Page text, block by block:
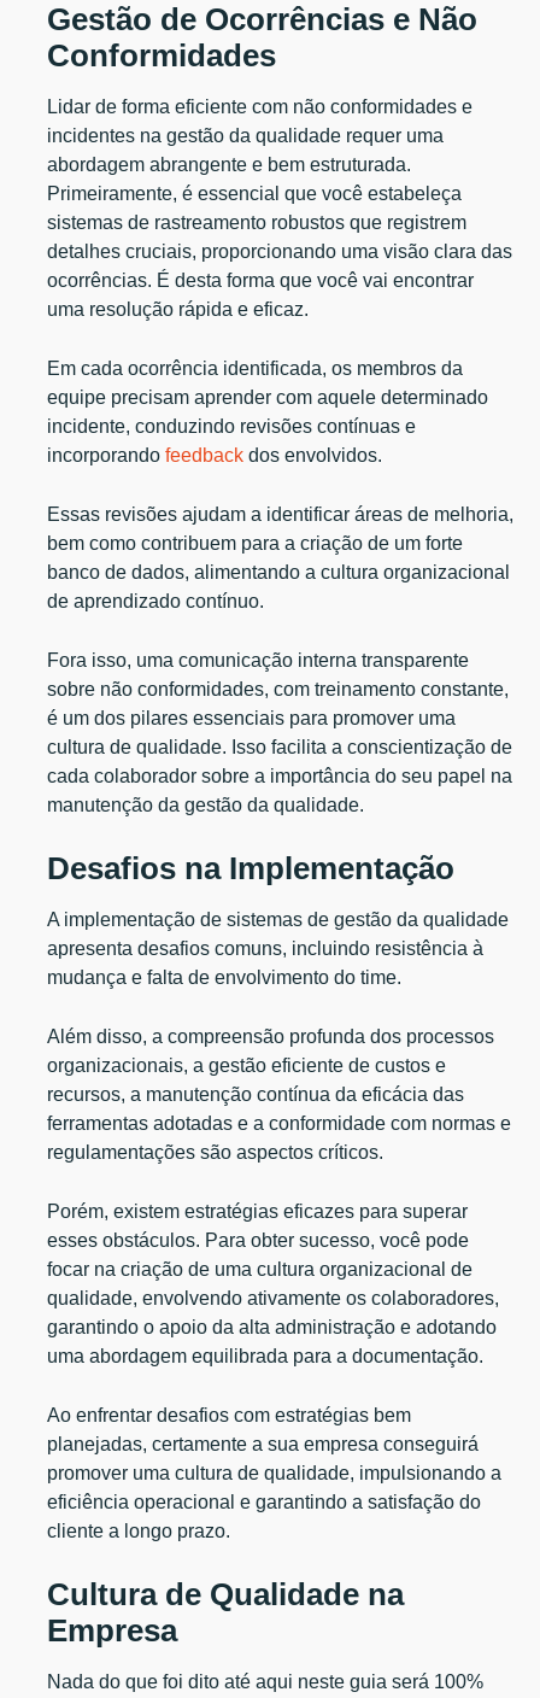
Gestão de Ocorrências e Não
Conformidades
Lidar de forma eficiente com não conformidades e
incidentes na gestão da qualidade requer uma
abordagem abrangente e bem estruturada.
Primeiramente, é essencial que você estabeleça
sistemas de rastreamento robustos que registrem
detalhes cruciais, proporcionando uma visão clara das
ocorrências. É desta forma que você vai encontrar
uma resolução rápida e eficaz.
Em cada ocorrência identificada, os membros da
equipe precisam aprender com aquele determinado
incidente, conduzindo revisões contínuas e
incorporandofeedback dos envolvidos.
Essas revisões ajudam a identificar áreas de melhoria,
bem como contribuem para a criação de um forte
banco de dados, alimentando a cultura organizacional
de aprendizado contínuo.
Fora isso, uma comunicação interna transparente
sobre não conformidades, com treinamento constante,
é um dos pilares essenciais para promover uma
cultura de qualidade. Isso facilita a conscientização de
cada colaborador sobre a importância do seu papel na
manutenção da gestão da qualidade.
Desafios na Implementação
A implementação de sistemas de gestão da qualidade
apresenta desafios comuns, incluindo resistência à
mudança e falta de envolvimento do time.
Além disso, a compreensão profunda dos processos
organizacionais, a gestão eficiente de custos e
recursos, a manutenção contínua da eficácia das
ferramentas adotadas e a conformidade com normas e
regulamentações são aspectos críticos.
Porém, existem estratégias eficazes para superar
esses obstáculos. Para obter sucesso, você pode
focar na criação de uma cultura organizacional de
qualidade, envolvendo ativamente os colaboradores,
garantindo o apoio da alta administração e adotando
uma abordagem equilibrada para a documentação.
Ao enfrentar desafios com estratégias bem
planejadas, certamente a sua empresa conseguirá
promover uma cultura de qualidade, impulsionando a
eficiência operacional e garantindo a satisfação do
cliente a longo prazo.
Cultura de Qualidade na
Empresa
Nada do que foi dito até aqui neste guia será 100%